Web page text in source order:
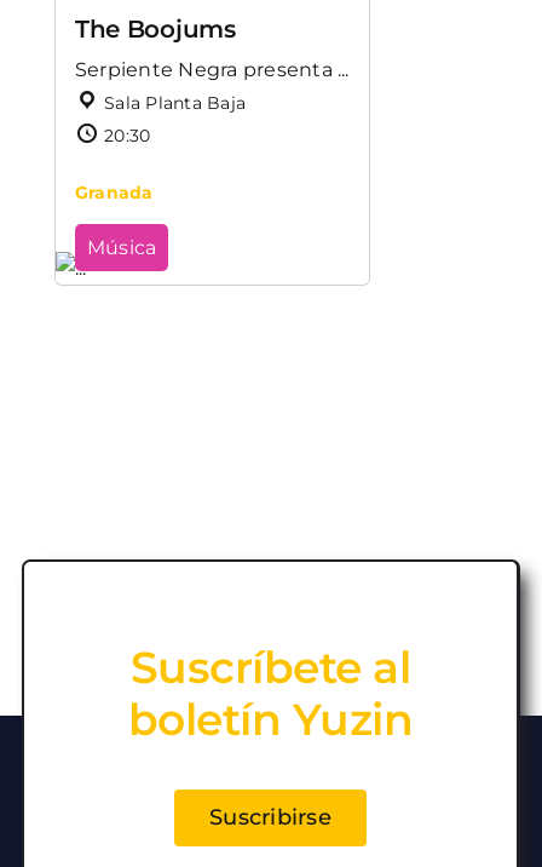
The Boojums
Serpiente Negra presenta ...
Sala Planta Baja
20:30
Granada
Música
Suscríbete al
boletín Yuzin
Suscribirse